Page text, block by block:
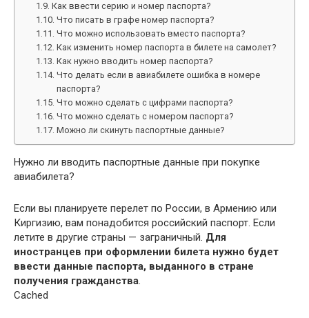
Как ввести серию и номер паспорта?
Что писать в графе номер паспорта?
Что можно использовать вместо паспорта?
Как изменить номер паспорта в билете на самолет?
Как нужно вводить номер паспорта?
Что делать если в авиабилете ошибка в номере
паспорта?
Что можно сделать с цифрами паспорта?
Что можно сделать с номером паспорта?
Можно ли скинуть паспортные данные?
Нужно ли вводить паспортные данные при покупке
авиабилета?
Если вы планируете перелет по России, в Армению или
Киргизию, вам понадобится российский паспорт. Если
летите в другие страны — заграничный. Для
иностранцев при оформлении билета нужно будет
ввести данные паспорта, выданного в стране
получения гражданства.
Cached